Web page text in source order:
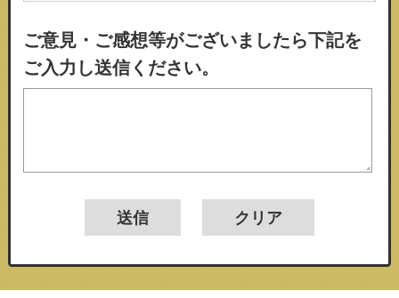
ご意見・ご感想等がございましたら下記を
ご入力し送信ください。